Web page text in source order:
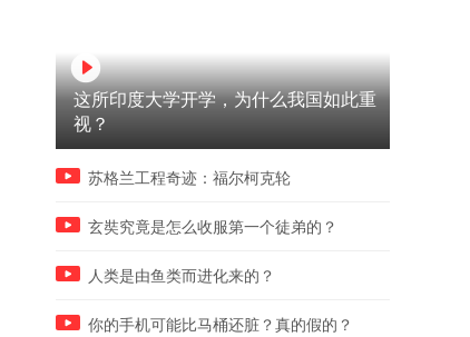
00:39
石桥铺科园路。。。它好吃到
没有对手！！！
多少次来大坪，就为了这一
脆皮肥肠蛙…。
这所印度大学开学，为什么我国如此重
视？
苏格兰工程奇迹：福尔柯克轮
玄奘究竟是怎么收服第一个徒弟的？
人类是由鱼类而进化来的？
你的手机可能比马桶还脏？真的假的？